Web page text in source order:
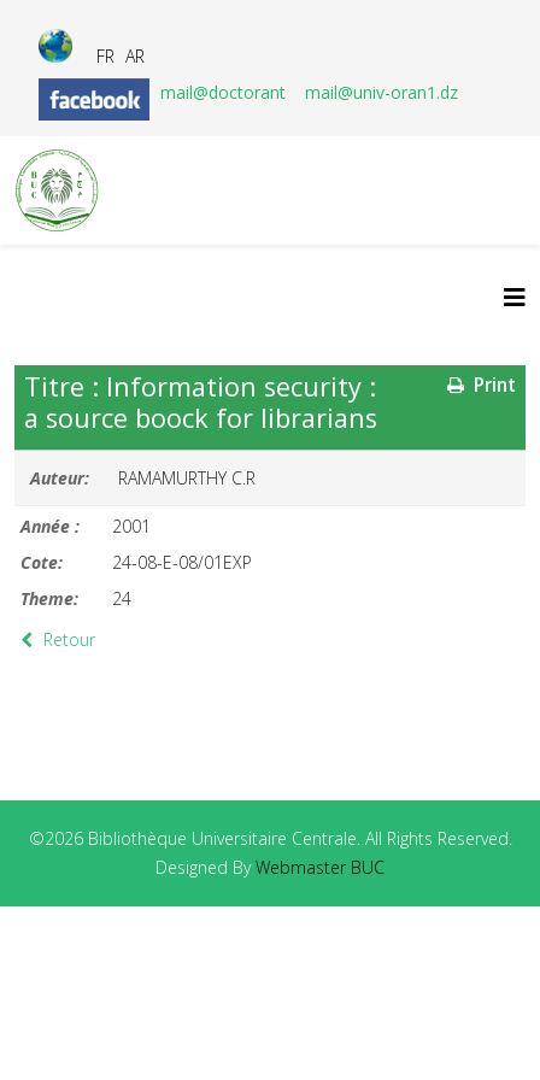
FR AR
mail@doctorant
mail@univ-oran1.dz
Print
Titre : Information security :
a source boock for librarians
Auteur: RAMAMURTHY C.R
Année :
2001
Cote:
24-08-E-08/01EXP
Theme:
24
Retour
©2026 Bibliothèque Universitaire Centrale. All Rights Reserved.
Designed ByWebmaster BUC